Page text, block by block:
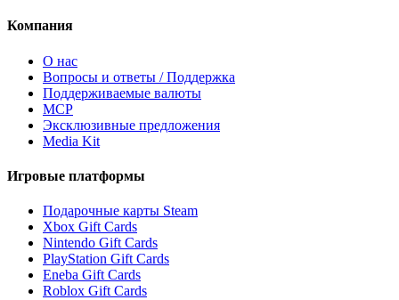
Компания
О нас
Вопросы и ответы / Поддержка
Поддерживаемые валюты
MCP
Эксклюзивные предложения
Media Kit
Игровые платформы
Подарочные карты Steam
Xbox Gift Cards
Nintendo Gift Cards
PlayStation Gift Cards
Eneba Gift Cards
Roblox Gift Cards